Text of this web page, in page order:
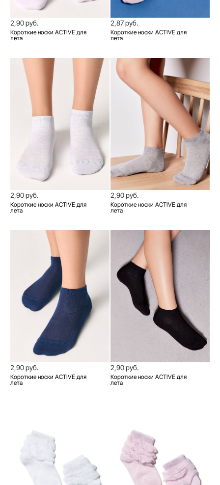
2,90 руб.
Короткие носки ACTIVE для
лета
2,87 руб.
Короткие носки ACTIVE для
лета
2,90 руб.
Короткие носки ACTIVE для
лета
2,90 руб.
Короткие носки ACTIVE для
лета
2,90 руб.
Короткие носки ACTIVE для
лета
2,90 руб.
Короткие носки ACTIVE для
лета